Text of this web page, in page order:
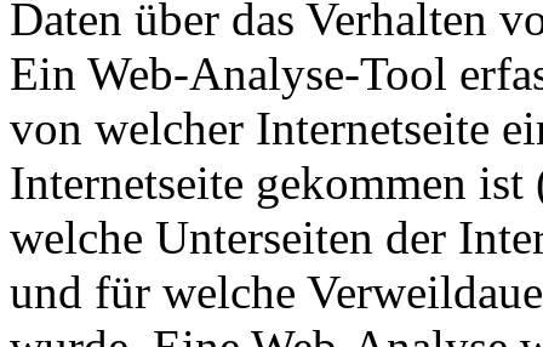
Daten über das Verhalten
Ein Web-Analyse-Tool
von welcher Internetseite
Internetseite gekommen
welche Unterseiten der
und für welche